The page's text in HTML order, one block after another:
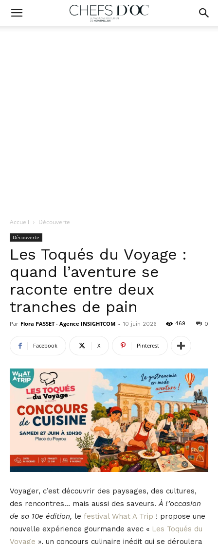
Accueil Découverte
Découverte
Les Toqués du Voyage :
quand l’aventure se
raconte entre deux
tranches de pain
Par Flora PASSET - Agence INSIGHTCOM - 10 juin 2026 0
469
Facebook X Pinterest
Voyager, c’est découvrir des paysages, des cultures,
des rencontres… mais aussi des saveurs.À l’occasion
de sa 10e édition, le festival What A Trip ! propose une
nouvelle expérience gourmande avec « Les Toqués du
Voyage », un concours culinaire inédit qui se déroulera